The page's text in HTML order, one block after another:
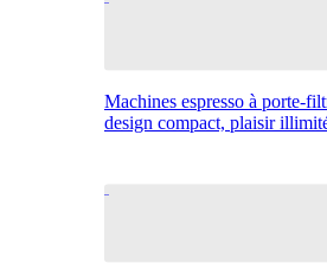
Machines espresso à porte-
design compact, plaisir